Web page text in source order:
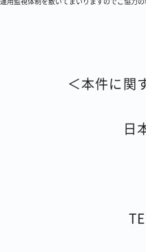
＜本件に関
日